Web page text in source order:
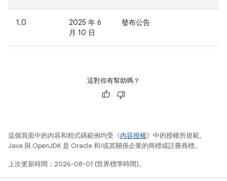
1.0
2025 年 6
月 10 日
發布公告
這對你有幫助嗎？
這個頁面中的內容和程式碼範例均受《內容授權》中的授權所規範。
Java 與 OpenJDK 是 Oracle 和/或其關係企業的商標或註冊商標。
上次更新時間：2026-08-01 (世界標準時間)。